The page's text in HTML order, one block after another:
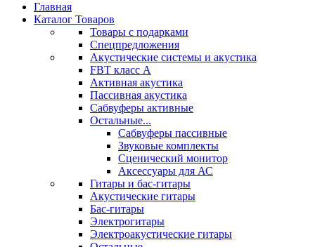
Главная
Каталог Товаров
Товары с подарками
Спецпредложения
Акустические системы и акустика
FBT класс А
Активная акустика
Пассивная акустика
Сабвуферы активные
Остальные...
Сабвуферы пассивные
Звуковые комплекты
Сценический монитор
Аксессуары для АС
Гитары и бас-гитары
Акустические гитары
Бас-гитары
Электрогитары
Электроакустические гитары